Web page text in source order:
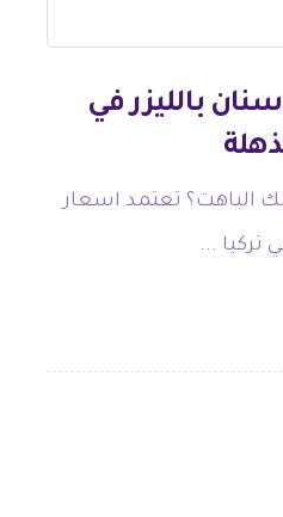
بالليزر في
الباهت؟ تعتمد اسعار
تركيا ...